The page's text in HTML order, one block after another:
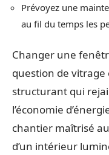
Prévoyez une
au fil du temps les
Changer une
question de vitrage
structurant qui
l’économie
chantier maîtrisé
d’un intérieur